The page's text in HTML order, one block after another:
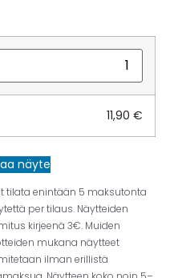
11,90€
näyte
tilata enintään 5 maksutonta
per tilaus. Näytteiden
kirjeenä 3€. Muiden
mukana näytteet
ilman erillistä